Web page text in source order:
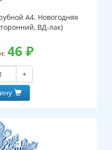
А4. Новогодняя
ВД-лак)
46 ₽
+